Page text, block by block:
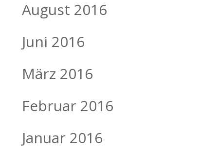
August 2016
Juni 2016
März 2016
Februar 2016
Januar 2016